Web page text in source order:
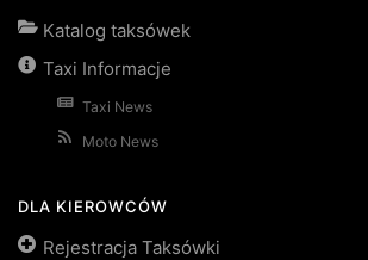
Katalog taksówek
Taxi Informacje
Taxi News
Moto News
DLA KIEROWCÓW
Rejestracja Taksówki